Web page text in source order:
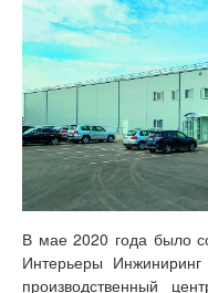
В мае 2020 года было
Интерьеры
производственный